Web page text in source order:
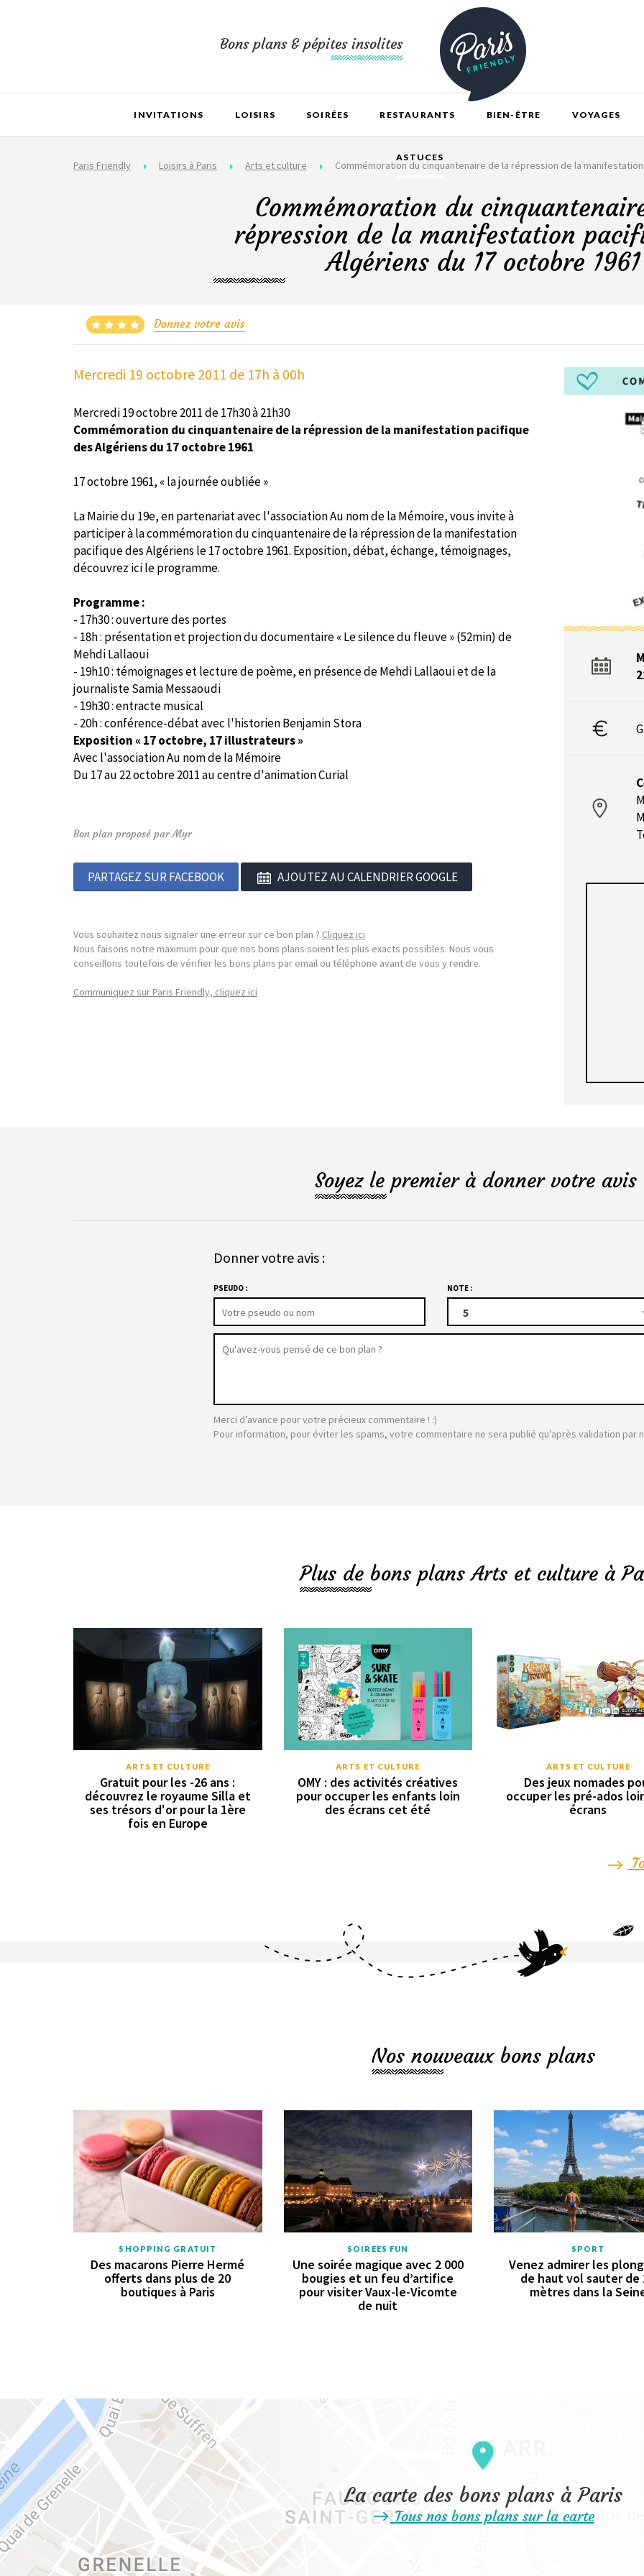
Bons plans & pépites insolites
INVITATIONS LOISIRS SOIRÉES RESTAURANTS BIEN-ÊTRE VOYAGES
ASTUCES
Paris Friendly Loisirs à Paris Arts et culture Commémoration du cinquantenaire de la répression de la
Commémoration du
répression de la manifestation
Algériens du 17 octobre 1961
Donnez votre avis
Mercredi 19 octobre 2011 de 17h à 00h
Mercredi 19 octobre 2011 de 17h30 à 21h30
Commémoration du cinquantenaire de la répression de la manifestation pacifique
des Algériens du 17 octobre 1961
17 octobre 1961, « la journée oubliée »
La Mairie du 19e, en partenariat avec l'association Au nom de la Mémoire, vous invite à
participer à la commémoration du cinquantenaire de la répression de la manifestation
pacifique des Algériens le 17 octobre 1961. Exposition, débat, échange, témoignages,
découvrez ici le programme.
Programme :
- 17h30 : ouverture des portes
- 18h : présentation et projection du documentaire « Le silence du fleuve » (52min) de
Mehdi Lallaoui
- 19h10 : témoignages et lecture de poème, en présence de Mehdi Lallaoui et de la
journaliste Samia Messaoudi
- 19h30 : entracte musical
- 20h : conférence-débat avec l'historien Benjamin Stora
Exposition « 17 octobre, 17 illustrateurs »
Avec l'association Au nom de la Mémoire
Du 17 au 22 octobre 2011 au centre d'animation Curial
Bon plan proposé par Myr
PARTAGEZ SUR FACEBOOK AJOUTEZ AU CALENDRIER GOOGLE
Vous souhaitez nous signaler une erreur sur ce bon plan ? Cliquez ici
Nous faisons notre maximum pour que nos bons plans soient les plus exacts possibles. Nous vous
conseillons toutefois de vérifier les bons plans par email ou téléphone avant de vous y rendre.
Communiquez sur Paris Friendly, cliquez ici
Soyez le premier à donner votre
Donner votre avis :
PSEUDO : NOTE :
5
Merci d’avance pour votre précieux commentaire ! :)
Pour information, pour éviter les spams, votre commentaire ne sera publié qu’après validation par
Plus de bons plans Arts et culture à
ARTS ET CULTURE
Gratuit pour les -26 ans :
découvrez le royaume Silla et
ses trésors d'or pour la 1ère
fois en Europe
ARTS ET CULTURE
OMY : des activités créatives
pour occuper les enfants loin
des écrans cet été
ARTS ET CULTURE
Des jeux nomades
occuper les pré-ados
écrans
Nos nouveaux bons plans
SHOPPING GRATUIT
Des macarons Pierre Hermé
offerts dans plus de 20
boutiques à Paris
SOIRÉES FUN
Une soirée magique avec 2 000
bougies et un feu d’artifice
pour visiter Vaux-le-Vicomte
de nuit
SPORT
Venez admirer les
de haut vol sauter de
mètres dans la
La carte des bons plans à Paris
Tous nos bons plans sur la carte